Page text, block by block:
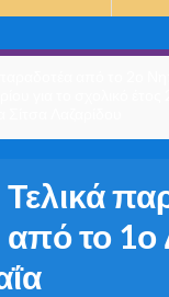
Τελικά
από το 1ο